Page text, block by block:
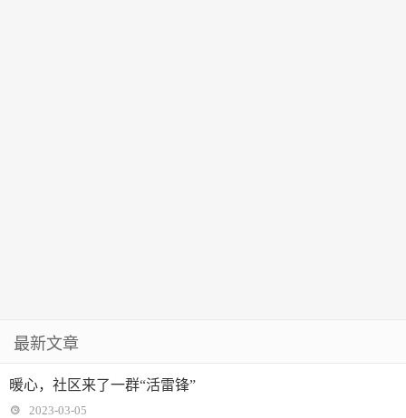
最新文章
暖心，社区来了一群“活雷锋”
2023-03-05